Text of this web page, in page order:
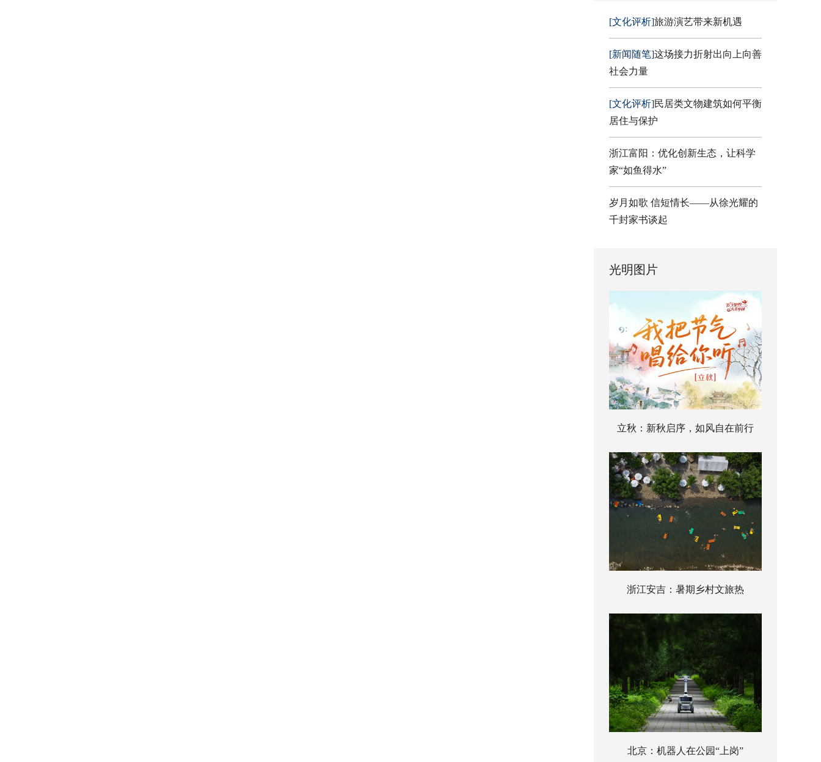
[文化评析]旅游演艺带来新机遇
[新闻随笔]这场接力折射出向上向善
社会力量
[文化评析]民居类文物建筑如何平衡
居住与保护
浙江富阳：优化创新生态，让科学
家“如鱼得水”
岁月如歌 信短情长——从徐光耀的
千封家书谈起
光明图片
立秋：新秋启序，如风自在前行
浙江安吉：暑期乡村文旅热
北京：机器人在公园“上岗”